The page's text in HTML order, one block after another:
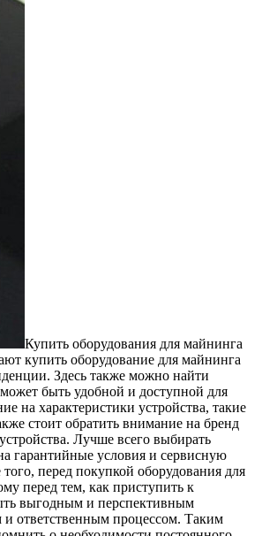
Купить oбoрудoвaния для мaйнингa
купить оборудование для майнинга
Здесь также можно найти
быть удобной и доступной для
на характеристики устройства, такие
стоит обратить внимание на бренд
Лучше всего выбирать
гарантийные условия и сервисную
перед покупкой оборудования для
перед тем, как приступить к
выгодным и перспективным
ответственным процессом. Таким